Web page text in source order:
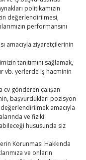
politikamızın
değerlendirilmesi,
performansını
amacıyla ziyaretçilerinin
tanıtımını sağlamak,
vb. yerlerde iş hacminin
cv gönderen çalışan
başvurdukları pozisyon
amacıyla
ve fiziki
hususunda siz
Korunması Hakkında
ve onların
yeni
Prof. Dr.
Meclis Üyeleri
ziyaret etti